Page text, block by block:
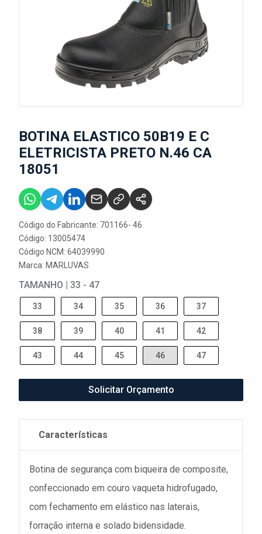
BOTINA ELASTICO 50B19 E C
ELETRICISTA PRETO N.46 CA
18051
Código do Fabricante: 701166- 46
Código: 13005474
Código NCM: 64039990
Marca: MARLUVAS
TAMANHO | 33 - 47
33 34 35 36 37
38 39 40 41 42
43 44 45 46 47
Solicitar Orçamento
Características
Botina de segurança com biqueira de composite,
confeccionado em couro vaqueta hidrofugado,
com fechamento em elástico nas laterais,
forração interna e solado bidensidade.